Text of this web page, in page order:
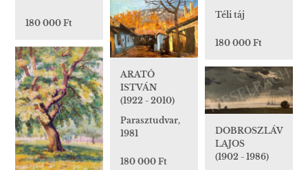
Téli táj
180 000 Ft
180 000 Ft
ARATÓ
ISTVÁN
(1922 - 2010)
Parasztudvar,
1981
180 000 Ft
DOBROSZLÁV
LAJOS
(1902 - 1986)